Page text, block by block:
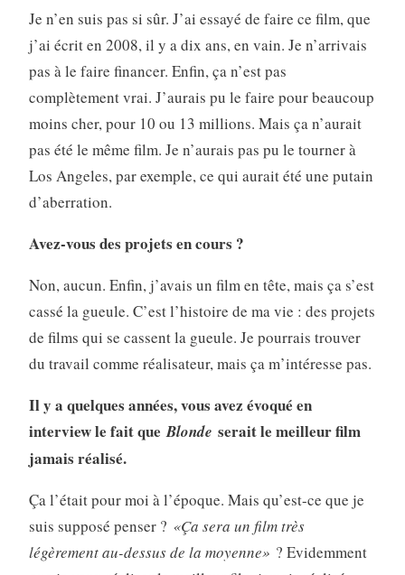
Je n’en suis pas si sûr. J’ai essayé de faire ce film, que
j’ai écrit en 2008, il y a dix ans, en vain. Je n’arrivais
pas à le faire financer. Enfin, ça n’est pas
complètement vrai. J’aurais pu le faire pour beaucoup
moins cher, pour 10 ou 13 millions. Mais ça n’aurait
pas été le même film. Je n’aurais pas pu le tourner à
Los Angeles, par exemple, ce qui aurait été une putain
d’aberration.
Avez-vous des projets en cours ?
Non, aucun. Enfin, j’avais un film en tête, mais ça s’est
cassé la gueule. C’est l’histoire de ma vie : des projets
de films qui se cassent la gueule. Je pourrais trouver
du travail comme réalisateur, mais ça m’intéresse pas.
Il y a quelques années, vous avez évoqué en
interview le fait queBlonde serait le meilleur film
jamais réalisé.
Ça l’était pour moi à l’époque. Mais qu’est-ce que je
suis supposé penser ? «Ça sera un film très
légèrement au-dessus de la moyenne» ? Evidemment